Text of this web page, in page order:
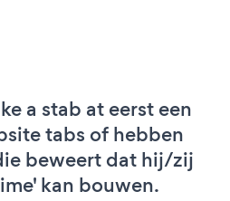
a stab at eerst een
tabs of hebben
beweert dat hij/zij
kan bouwen.